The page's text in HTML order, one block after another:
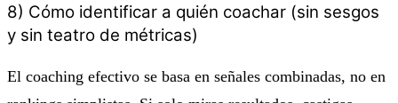
8) Cómo identificar a quién coachar (sin sesgos
y sin teatro de métricas)
El coaching efectivo se basa en señales combinadas, no en